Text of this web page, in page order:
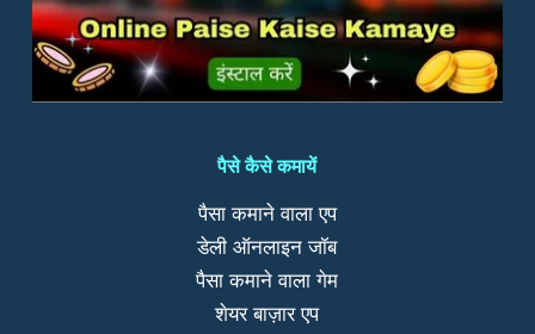
पैसे कैसे कमायें
पैसा कमाने वाला एप
डेली ऑनलाइन जॉब
पैसा कमाने वाला गेम
शेयर बाज़ार एप